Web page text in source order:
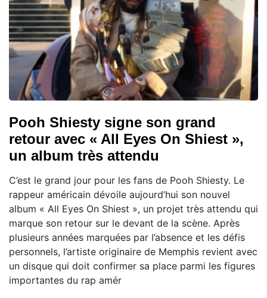
Pooh Shiesty signe son grand
retour avec « All Eyes On Shiest »,
un album très attendu
C’est le grand jour pour les fans de Pooh Shiesty. Le
rappeur américain dévoile aujourd’hui son nouvel
album « All Eyes On Shiest », un projet très attendu qui
marque son retour sur le devant de la scène. Après
plusieurs années marquées par l’absence et les défis
personnels, l’artiste originaire de Memphis revient avec
un disque qui doit confirmer sa place parmi les figures
importantes du rap amér